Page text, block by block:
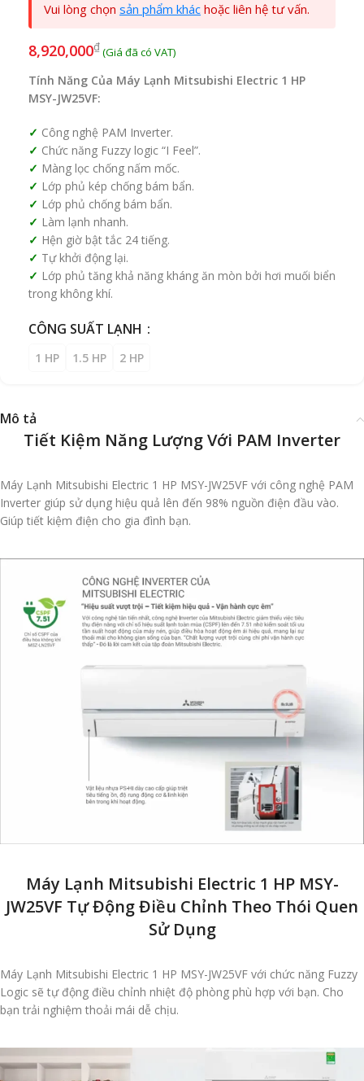
Vui lòng chọn sản phẩm khác hoặc liên hệ tư vấn.
8,920,000₫
Tính Năng Của Máy Lạnh Mitsubishi Electric 1 HP
MSY-JW25VF:
Công nghệ PAM Inverter.
Chức năng Fuzzy logic “I Feel”.
Màng lọc chống nấm mốc.
Lớp phủ kép chống bám bẩn.
Lớp phủ chống bám bẩn.
Làm lạnh nhanh.
Hện giờ bật tắc 24 tiếng.
Tự khởi động lại.
Lớp phủ tăng khả năng kháng ăn mòn bởi hơi muối biển
trong không khí.
CÔNG SUẤT LẠNH
1 HP 1.5 HP 2 HP
Mô tả
Tiết Kiệm Năng Lượng Với PAM Inverter
Máy Lạnh Mitsubishi Electric 1 HP MSY-JW25VF với công nghệ PAM
Inverter giúp sử dụng hiệu quả lên đến 98% nguồn điện đầu vào.
Giúp tiết kiệm điện cho gia đình bạn.
Máy Lạnh Mitsubishi Electric 1 HP MSY-
JW25VF Tự Động Điều Chỉnh Theo Thói Quen
Sử Dụng
Máy Lạnh Mitsubishi Electric 1 HP MSY-JW25VF với chức năng Fuzzy
Logic sẽ tự động điều chỉnh nhiệt độ phòng phù hợp với bạn. Cho
bạn trải nghiệm thoải mái dễ chịu.